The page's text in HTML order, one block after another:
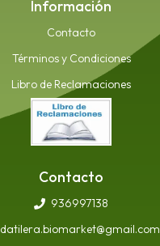
Información
Contacto
Términos y Condiciones
Libro de Reclamaciones
Contacto
936997138
datilera.biomarket@gmail.com